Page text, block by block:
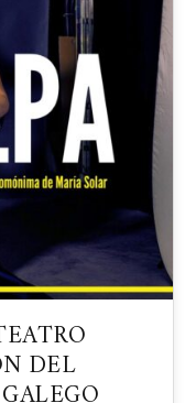
DEL